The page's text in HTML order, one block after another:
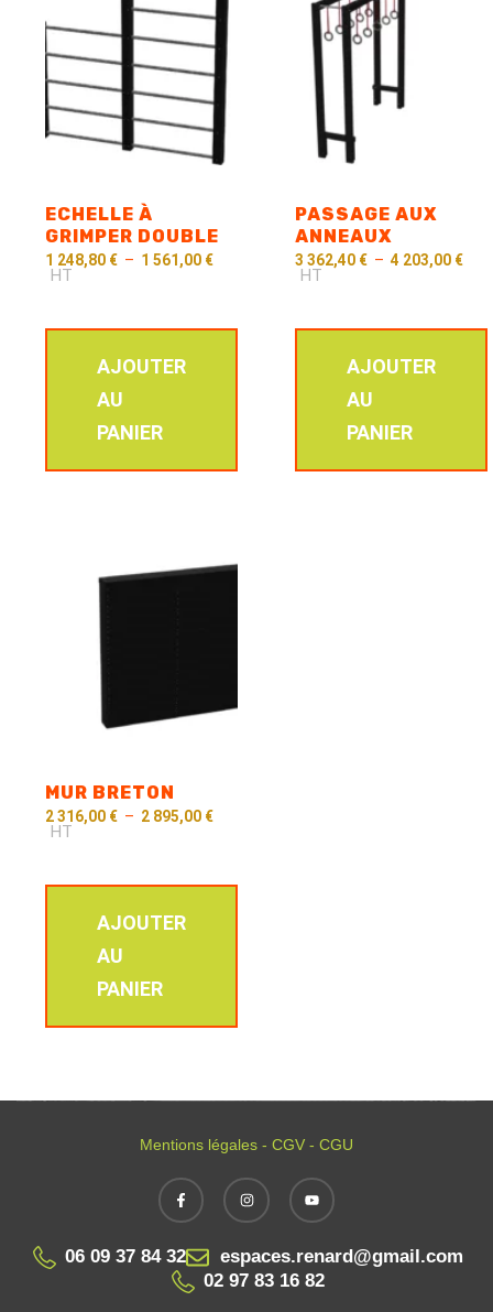
ECHELLE À
GRIMPER DOUBLE
1 248,80 € – 1 561,00 €
HT
AJOUTER
AU
PANIER
PASSAGE AUX
ANNEAUX
3 362,40 € – 4 203,00 €
HT
AJOUTER
AU
PANIER
MUR BRETON
2 316,00 € – 2 895,00 €
HT
AJOUTER
AU
PANIER
Mentions légales - CGV - CGU
06 09 37 84 32
espaces.renard@gmail.com
02 97 83 16 82